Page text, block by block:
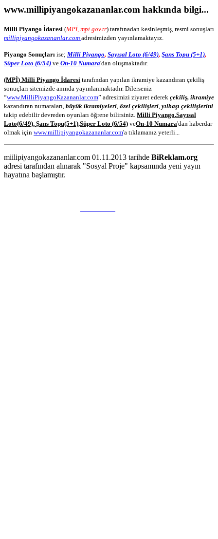
www.millipiyangokazananlar.com hakkında bilgi...
Milli Piyango İdaresi (MPİ, mpi gov.tr) tarafınadan kesinleşmiş, resmi sonuşları
millipiyangokazananlar.com adresimizden yayınlamaktayız.
Piyango Sonuçları ise; Milli Piyango, Sayısal Loto (6/49), Şans Topu (5+1),
Süper Loto (6/54) ve On-10 Numara'dan oluşmaktadır.
(MPİ) Milli Piyango İdaresi tarafından yapılan ikramiye kazandıran çekiliş
sonuçları sitemizde anında yayınlanmaktadır. Dilerseniz
“www.MilliPiyangoKazananlar.com” adresimizi ziyaret ederek çekiliş, ikramiye
kazandıran numaraları, büyük ikramiyeleri, özel çekilişleri, yılbaşı çekilişlerini
takip edebilir devreden oyunları öğrene bilirsiniz. Milli Piyango,Sayısal
Loto(6/49), Şans Topu(5+1),Süper Loto (6/54) veOn-10 Numara'dan haberdar
olmak için www.millipiyangokazananlar.com'a tıklamanız yeterli...
miilipiyangokazananlar.com 01.11.2013 tarihde BiReklam.org
adresi tarafından alınarak "Sosyal Proje" kapsamında yeni yayın
hayatına başlamıştır.